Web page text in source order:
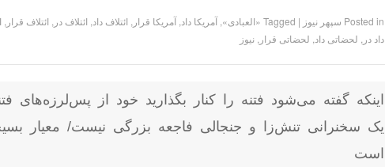
Posted in سپهر نیوز |
Tagged «العبادی» ,آمریکا داد ,آمریکا قرار ائتلاف داد ائتلاف در ائتلاف قرار
داد در
لحضاتی داد لحضاتی قرار ,نیوز
اینکه گفته می‌‌‌‌شود فتنه را کنار بگذارید خود از پس‌‌‌لرزه‌های
یک سخنرانی تنش‌زا و جنجالی فاجعه بزرگی نیست/ معیار
است